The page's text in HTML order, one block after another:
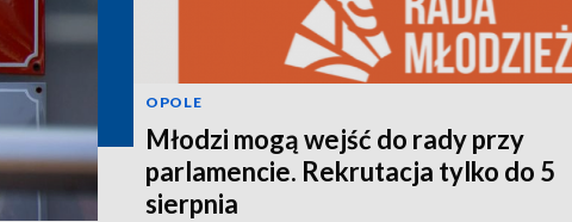
OPOLE
Młodzi mogą wejść do rady przy
parlamencie. Rekrutacja tylko do 5
sierpnia